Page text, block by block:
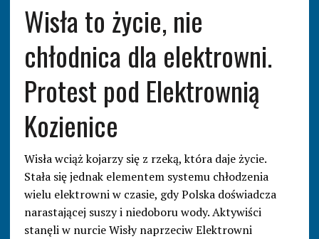
Wisła to życie, nie
chłodnica dla elektrowni.
Protest pod Elektrownią
Kozienice
Wisła wciąż kojarzy się z rzeką, która daje życie.
Stała się jednak elementem systemu chłodzenia
wielu elektrowni w czasie, gdy Polska doświadcza
narastającej suszy i niedoboru wody. Aktywiści
stanęli w nurcie Wisły naprzeciw Elektrowni